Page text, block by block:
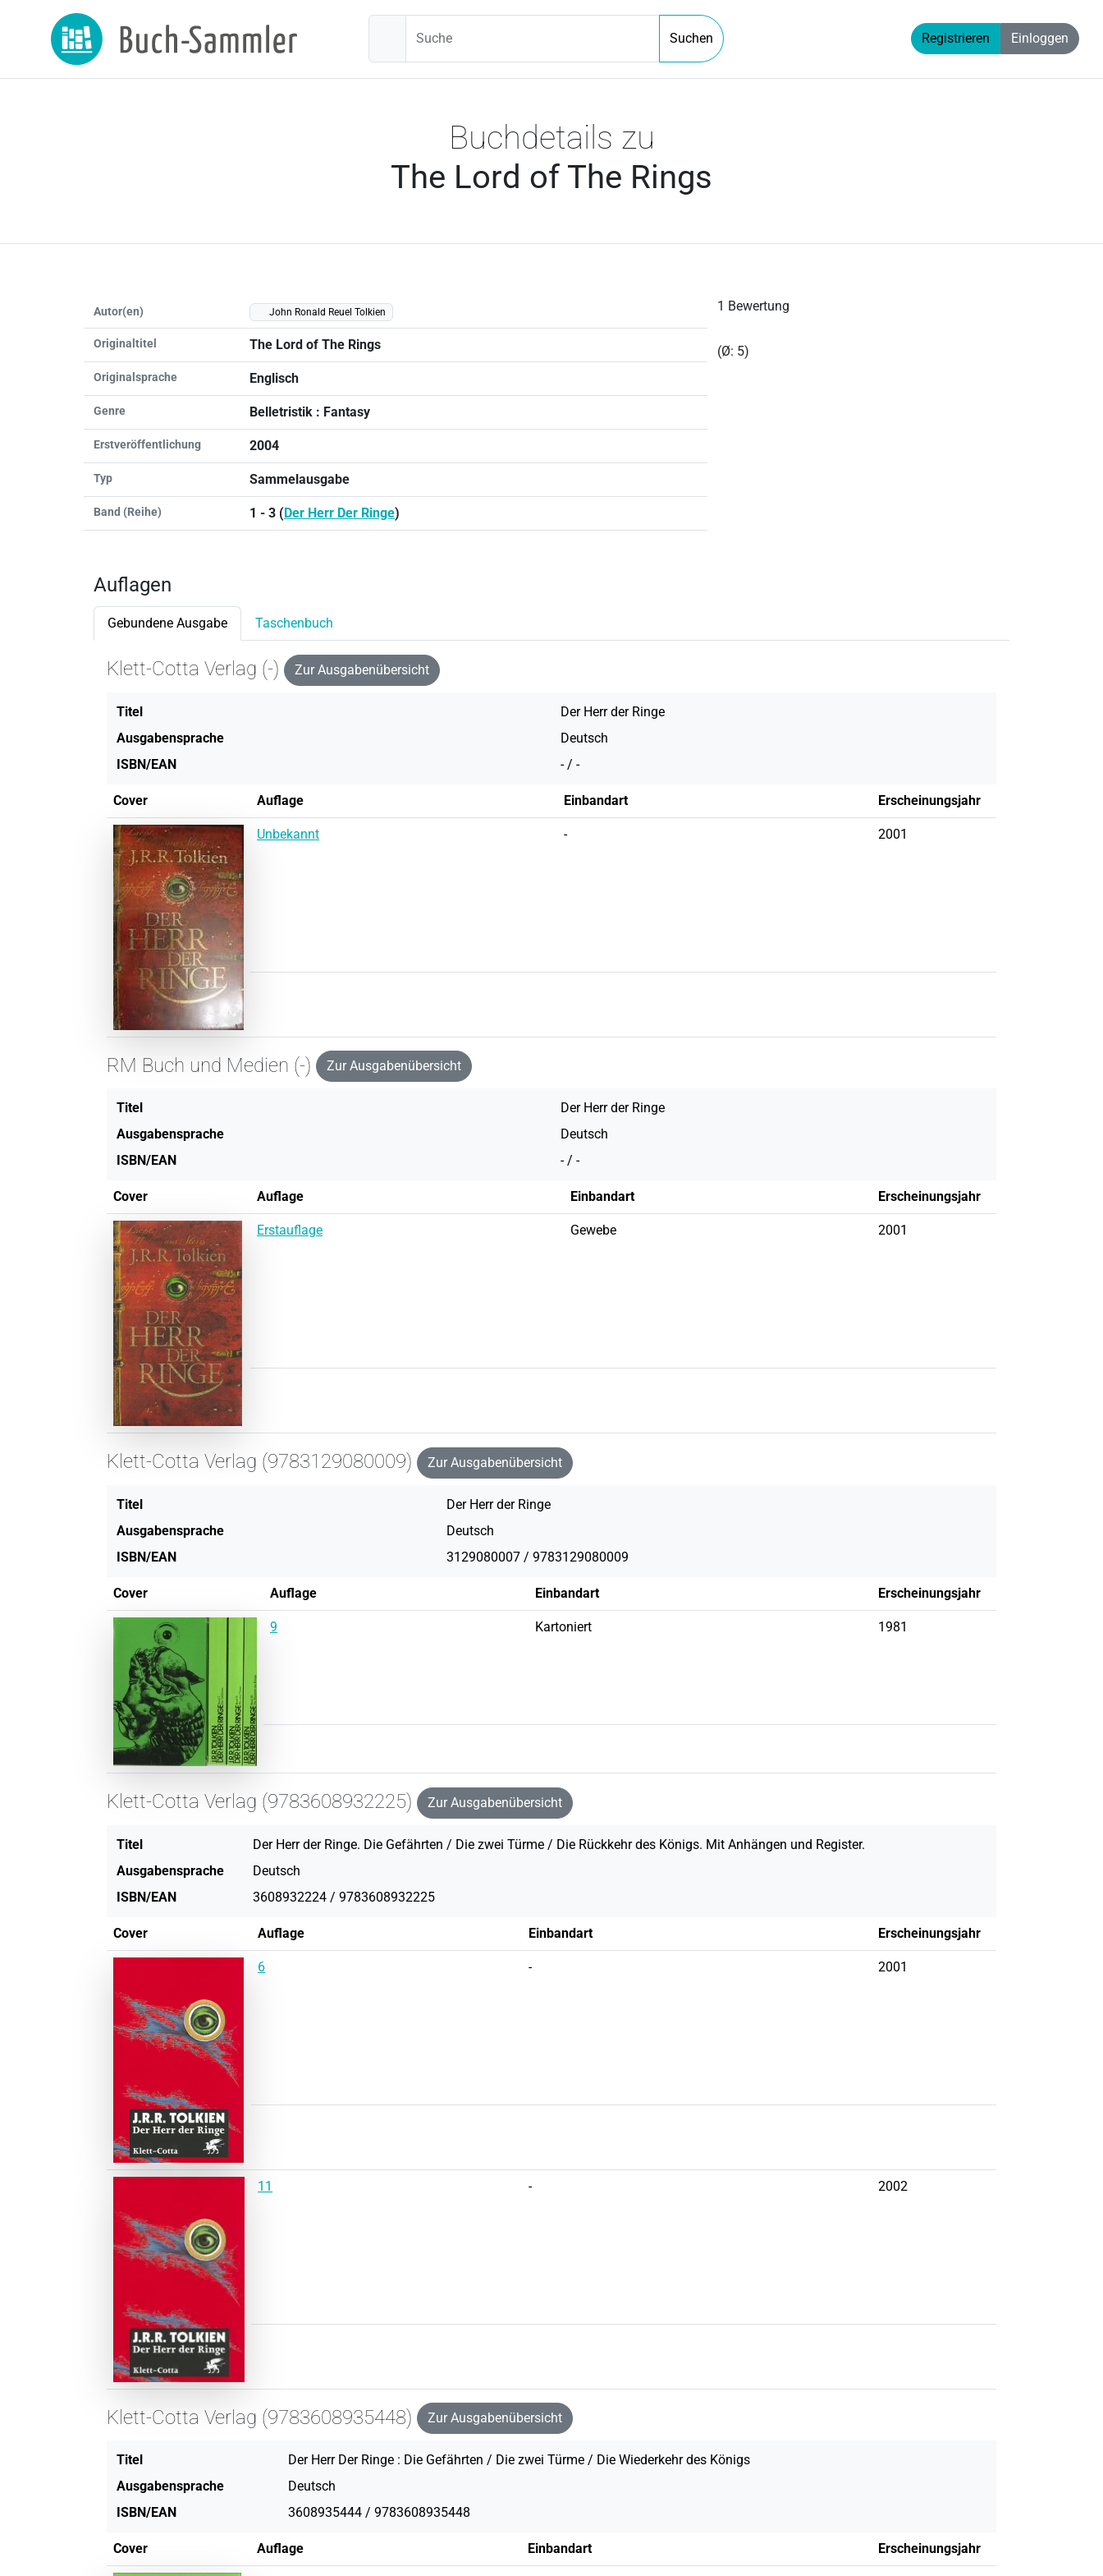
Suche Suchen Registrieren Einloggen
Buchdetails zu
The Lord of The Rings
Autor(en) John Ronald Reuel Tolkien
Originaltitel The Lord of The Rings
Originalsprache Englisch
Genre Belletristik : Fantasy
Erstveröffentlichung 2004
Typ Sammelausgabe
Band (Reihe) 1 - 3 (Der Herr Der Ringe)
1 Bewertung
(Ø: 5)
Auflagen
Gebundene Ausgabe Taschenbuch
Klett-Cotta Verlag (-) Zur Ausgabenübersicht
Titel
Der Herr der Ringe
Ausgabensprache
Deutsch
ISBN/EAN
- / -
Cover Auflage Einbandart Erscheinungsjahr
Unbekannt - 2001
RM Buch und Medien (-) Zur Ausgabenübersicht
Titel
Der Herr der Ringe
Ausgabensprache
Deutsch
ISBN/EAN
- / -
Cover Auflage Einbandart Erscheinungsjahr
Erstauflage Gewebe 2001
Klett-Cotta Verlag (9783129080009) Zur Ausgabenübersicht
Titel
Der Herr der Ringe
Ausgabensprache
Deutsch
ISBN/EAN
3129080007 / 9783129080009
Cover Auflage Einbandart Erscheinungsjahr
9 Kartoniert 1981
Klett-Cotta Verlag (9783608932225) Zur Ausgabenübersicht
Titel
Der Herr der Ringe. Die Gefährten / Die zwei Türme / Die Rückkehr des Königs. Mit Anhängen und Register.
Ausgabensprache
Deutsch
ISBN/EAN
3608932224 / 9783608932225
Cover Auflage Einbandart Erscheinungsjahr
6 - 2001
11 - 2002
Klett-Cotta Verlag (9783608935448) Zur Ausgabenübersicht
Titel
Der Herr Der Ringe : Die Gefährten / Die zwei Türme / Die Wiederkehr des Königs
Ausgabensprache
Deutsch
ISBN/EAN
3608935444 / 9783608935448
Cover Auflage Einbandart Erscheinungsjahr